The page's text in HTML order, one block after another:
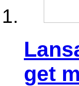
get